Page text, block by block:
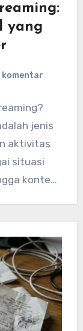
yang
komentar
jenis
aktivitas
situasi
konten